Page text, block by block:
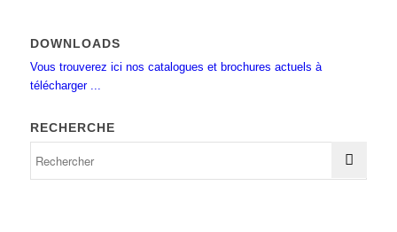
DOWNLOADS
Vous trouverez ici nos catalogues et brochures actuels à
télécharger ...
RECHERCHE